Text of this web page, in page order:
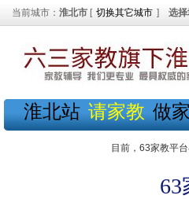
当前城市： 淮北市 [ 切换其它城市 ] 选
淮北站 请家教 做
目前，63家教平